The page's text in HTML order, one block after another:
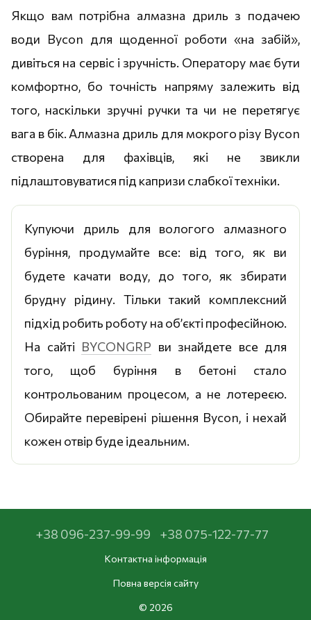
Якщо вам потрібна алмазна дриль з подачею
води Bycon для щоденної роботи «на забій»,
дивіться на сервіс і зручність. Оператору має бути
комфортно, бо точність напряму залежить від
того, наскільки зручні ручки та чи не перетягує
вага в бік. Алмазна дриль для мокрого різу Bycon
створена для фахівців, які не звикли
підлаштовуватися під капризи слабкої техніки.
Купуючи дриль для вологого алмазного
буріння, продумайте все: від того, як ви
будете качати воду, до того, як збирати
брудну рідину. Тільки такий комплексний
підхід робить роботу на об’єкті професійною.
На сайті BYCONGRP ви знайдете все для
того, щоб буріння в бетоні стало
контрольованим процесом, а не лотереєю.
Обирайте перевірені рішення Bycon, і нехай
кожен отвір буде ідеальним.
+38 096-237-99-99 +38 075-122-77-77
Контактна інформація
Повна версія сайту
© 2026